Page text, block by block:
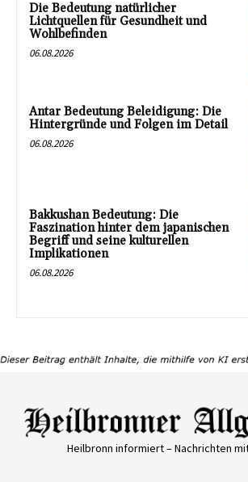
Die Bedeutung natürlicher
Lichtquellen für Gesundheit und
Wohlbefinden
06.08.2026
Antar Bedeutung Beleidigung: Die
Hintergründe und Folgen im Detail
06.08.2026
Bakkushan Bedeutung: Die
Faszination hinter dem japanischen
Begriff und seine kulturellen
Implikationen
06.08.2026
Heilbronn informiert – Nachrichten